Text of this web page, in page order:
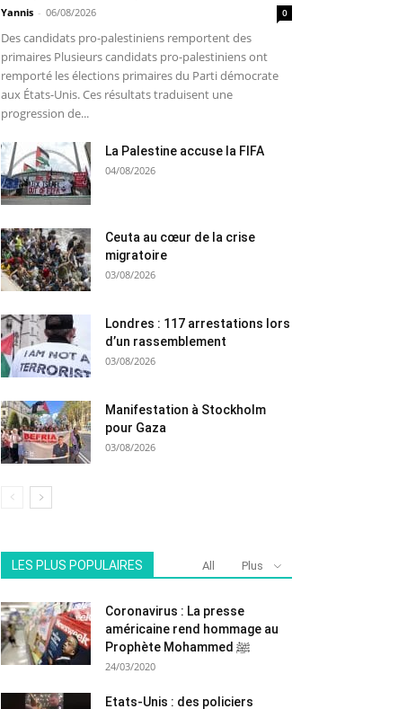
Yannis - 06/08/2026 0
Des candidats pro-palestiniens remportent des
primaires Plusieurs candidats pro-palestiniens ont
remporté les élections primaires du Parti démocrate
aux États-Unis. Ces résultats traduisent une
progression de...
La Palestine accuse la FIFA
04/08/2026
Ceuta au cœur de la crise
migratoire
03/08/2026
Londres : 117 arrestations lors
d’un rassemblement
03/08/2026
Manifestation à Stockholm
pour Gaza
03/08/2026
LES PLUS POPULAIRES All Plus
Coronavirus : La presse
américaine rend hommage au
Prophète Mohammed ﷺ
24/03/2020
Etats-Unis : des policiers